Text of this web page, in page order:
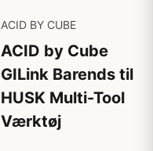
ACID BY CUBE
ACID by Cube
GILink Barends til
HUSK Multi-Tool
Værktøj